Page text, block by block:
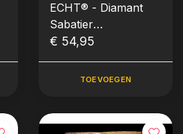
ECHT® - Diamant
Sabatier
Steakmessen - Set 4
€ 54,95
TOEVOEGEN